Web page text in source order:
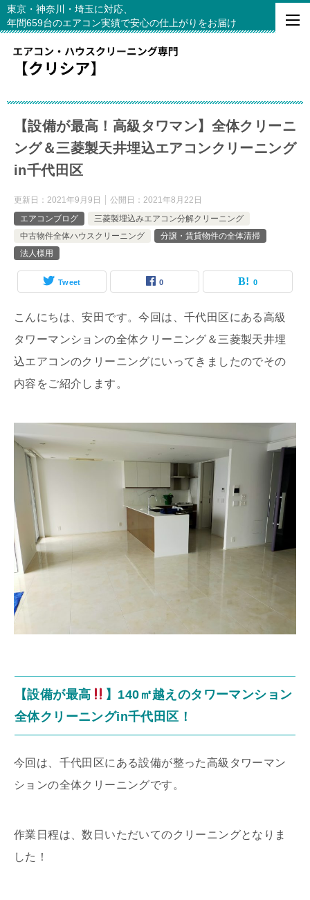
東京・神奈川・埼玉に対応、
年間659台のエアコン実績で安心の仕上がりをお届け
【設備が最高！高級タワマン】全体クリーニ
ング＆三菱製天井埋込エアコンクリーニング
in千代田区
更新日： 2021年9月9日 公開日： 2021年8月22日
エアコンブログ
三菱製埋込みエアコン分解クリーニング
中古物件全体ハウスクリーニング
分譲・賃貸物件の全体清掃
法人様用
Tweet 0 0
こんにちは、安田です。今回は、千代田区にある高級
タワーマンションの全体クリーニング＆三菱製天井埋
込エアコンのクリーニングにいってきましたのでその
内容をご紹介します。
【設備が最高
】140㎡越えのタワーマンション
全体クリーニングin千代田区！
今回は、千代田区にある設備が整った高級タワーマン
ションの全体クリーニングです。
作業日程は、数日いただいてのクリーニングとなりま
した！